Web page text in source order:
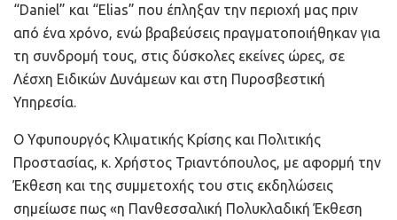
“Daniel” και “Elias” που έπληξαν την περιοχή μας πριν
από ένα χρόνο, ενώ βραβεύσεις πραγματοποιήθηκαν για
τη συνδρομή τους, στις δύσκολες εκείνες ώρες, σε
Λέσχη Ειδικών Δυνάμεων και στη Πυροσβεστική
Υπηρεσία.
Ο Υφυπουργός Κλιματικής Κρίσης και Πολιτικής
Προστασίας, κ. Χρήστος Τριαντόπουλος, με αφορμή την
Έκθεση και της συμμετοχής του στις εκδηλώσεις
σημείωσε πως «η Πανθεσσαλική Πολυκλαδική Έκθεση